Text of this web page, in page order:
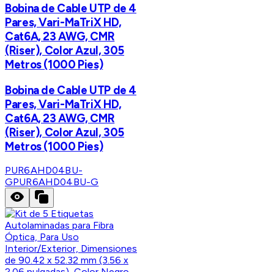
Bobina de Cable UTP de 4
Pares, Vari-MaTriX HD,
Cat6A, 23 AWG, CMR
(Riser), Color Azul, 305
Metros (1000 Pies)
Bobina de Cable UTP de 4
Pares, Vari-MaTriX HD,
Cat6A, 23 AWG, CMR
(Riser), Color Azul, 305
Metros (1000 Pies)
PUR6AHD04BU-
GPUR6AHD04BU-G